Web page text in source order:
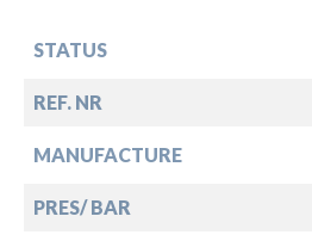
STATUS
REF. NR
MANUFACTURE
PRES/ BAR